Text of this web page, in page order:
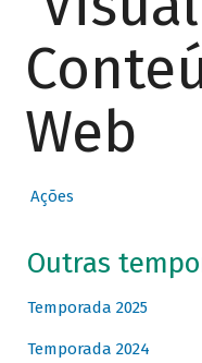
Web
Ações
Outras
Temporada 2025
Temporada 2024